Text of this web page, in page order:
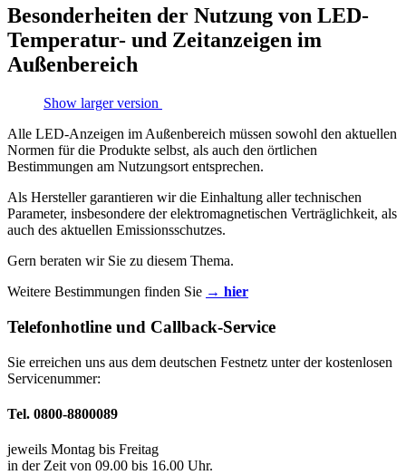
Besonderheiten der Nutzung von LED-
Temperatur- und Zeitanzeigen im
Außenbereich
Show larger version
Alle LED-Anzeigen im Außenbereich müssen sowohl den aktuellen
Normen für die Produkte selbst, als auch den örtlichen
Bestimmungen am Nutzungsort entsprechen.
Als Hersteller garantieren wir die Einhaltung aller technischen
Parameter, insbesondere der elektromagnetischen Verträglichkeit, als
auch des aktuellen Emissionsschutzes.
Gern beraten wir Sie zu diesem Thema.
Weitere Bestimmungen finden Sie → hier
Telefonhotline und Callback-Service
Sie erreichen uns aus dem deutschen Festnetz unter der kostenlosen
Servicenummer:
Tel. 0800-8800089
jeweils Montag bis Freitag
in der Zeit von 09.00 bis 16.00 Uhr.